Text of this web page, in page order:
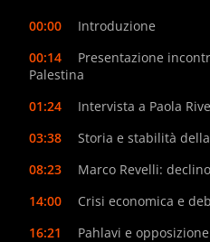
00:00
Introduzione
00:14
Presentazione
Palestina
01:24
Intervista a Paola
03:38
Storia e stabilità
08:23
Marco Revelli:
14:00
Crisi economica e
16:21
Pahlavi e